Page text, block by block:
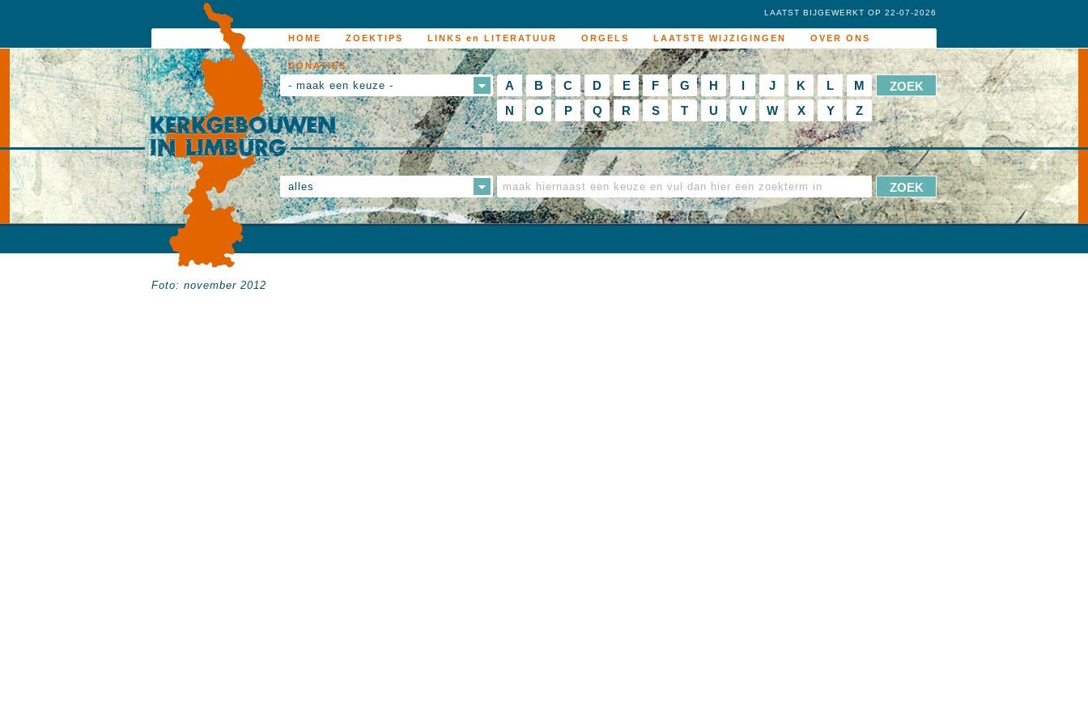
HOME ZOEKTIPS LINKS en LITERATUUR ORGELS LAATSTE WIJZIGINGEN OVER ONS
DONATIES
LAATST BIJGEWERKT OP 22-07-2026
- maak een keuze - A B C D E F G H I J K L
M
N
O P Q R S T U V W X Y Z
alles
Foto: november 2012